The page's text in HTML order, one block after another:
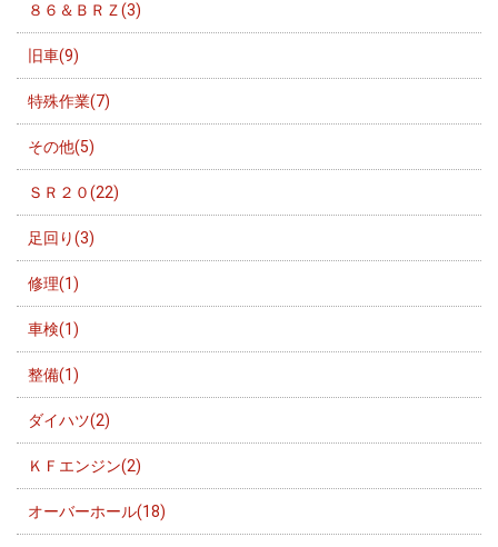
８６＆ＢＲＺ(3)
旧車(9)
特殊作業(7)
その他(5)
ＳＲ２０(22)
足回り(3)
修理(1)
車検(1)
整備(1)
ダイハツ(2)
ＫＦエンジン(2)
オーバーホール(18)